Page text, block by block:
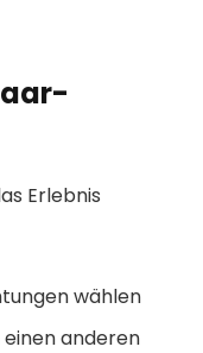
Erlebnis
wählen
anderen